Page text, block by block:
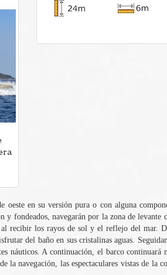
oeste en su versión pura o con alguna
fondeados, navegarán por la zona de levante
recibir los rayos de sol y el reflejo del mar.
del baño en sus cristalinas aguas.
náuticos. A continuación, el barco continuará
navegación, las espectaculares vistas de la